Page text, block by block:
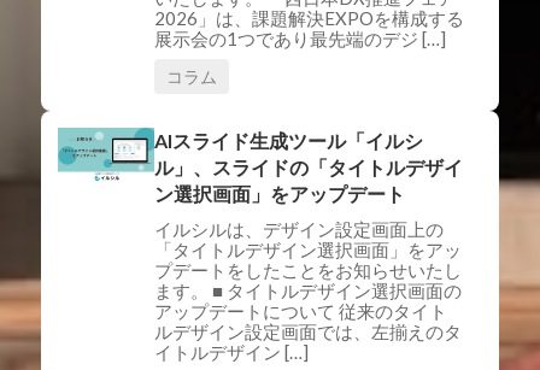
2026」は、課題解決EXPOを構成する
展示会の1つであり最先端のデジ […]
コラム
AIスライド生成ツール「イルシ
ル」、スライドの「タイトルデザイ
ン選択画面」をアップデート
イルシルは、デザイン設定画面上の
「タイトルデザイン選択画面」をアッ
プデートをしたことをお知らせいたし
ます。 ■ タイトルデザイン選択画面の
アップデートについて 従来のタイト
ルデザイン設定画面では、左揃えのタ
イトルデザイン […]